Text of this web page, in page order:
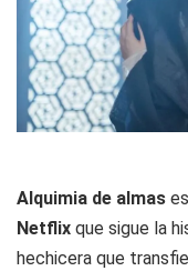
Alquimia de almas
Netflix que sigue la
hechicera que